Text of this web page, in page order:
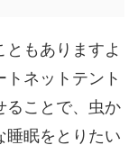
もありますよ
ネットテント
ることで、虫か
睡眠をとりたい